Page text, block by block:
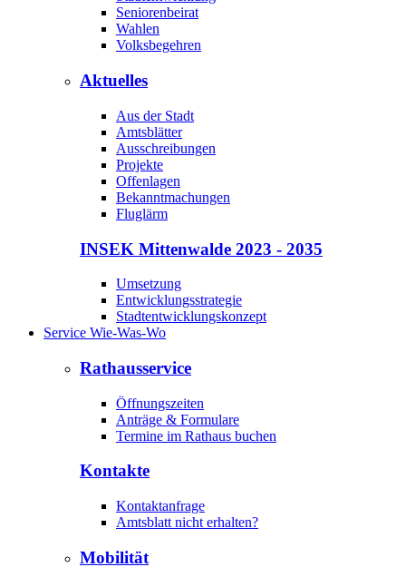
Seniorenbeirat
Wahlen
Volksbegehren
Aktuelles
Aus der Stadt
Amtsblätter
Ausschreibungen
Projekte
Offenlagen
Bekanntmachungen
Fluglärm
INSEK Mittenwalde 2023 - 2035
Umsetzung
Entwicklungsstrategie
Stadtentwicklungskonzept
Service Wie-Was-Wo
Rathausservice
Öffnungszeiten
Anträge & Formulare
Termine im Rathaus buchen
Kontakte
Kontaktanfrage
Amtsblatt nicht erhalten?
Mobilität